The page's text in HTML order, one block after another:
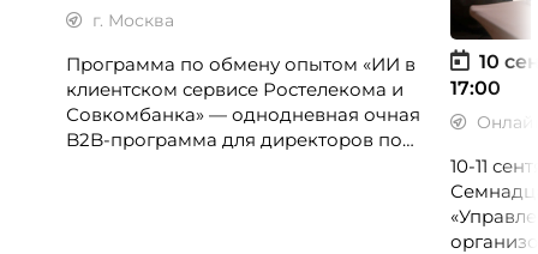
г. Москва
Программа по обмену опытом «ИИ в
клиентском сервисе Ростелекома и
Совкомбанка» — однодневная очная
B2B-программа для директоров по
10
17:00
10-11